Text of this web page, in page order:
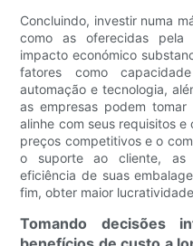
Concluindo, investir numa
como as oferecidas
impacto económico
fatores como
automação e tecnologia,
as empresas podem
alinhe com seus requisitos
preços competitivos e o
o suporte ao cliente, as
eficiência de suas
fim, obter maior
Tomando decisões